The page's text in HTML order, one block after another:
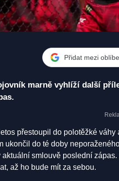
Přidat mezi
marně vyhlíží další
přestoupil do polotěžké
ukončil do té doby
aktuální smlouvě poslední
až ho bude mít za sebou.